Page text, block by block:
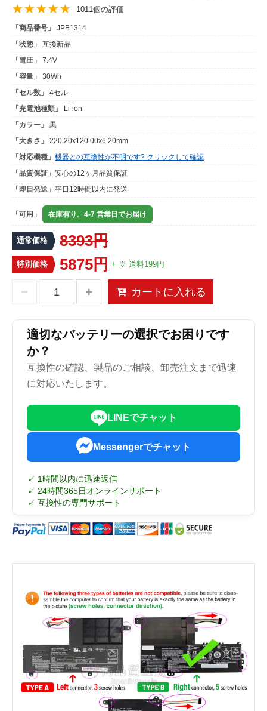
1011個の評価
「商品番号」
JPB1314
「状態」
互換新品
「電圧」
7.4V
「容量」
30Wh
「セル数」
4セル
「充電池種類」
Li-ion
「カラー」
黒
「大きさ」
220.20x120.00x6.20mm
「対応機種」 機器との互換性が不明です? クリックして確認
「品質保証」 安心の12ヶ月品質保証
「即日発送」 平日12時間以内に発送
「可用」 在庫有り。4-7 営業日でお届け
通常価格 8393円
特別価格 5875円 + ※ 送料199円
カートに入れる
適切なバッテリーの選択でお困りです
か？
互換性の確認、製品のご相談、卸売注文まで迅速
に対応いたします。
LINEでチャット
Messengerでチャット
✓ 1時間以内に迅速返信
✓ 24時間365日オンラインサポート
✓ 互換性の専門サポート